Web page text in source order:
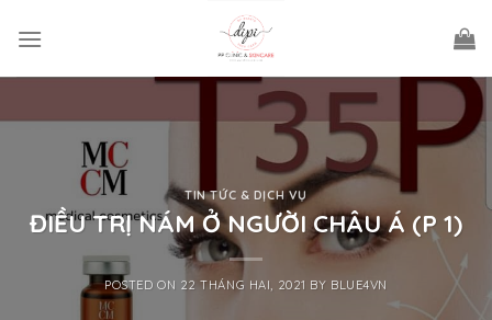
TIN TỨC & DỊCH VỤ
ĐIỀU TRỊ NÁM Ở NGƯỜI CHÂU Á (P 1)
POSTED ON 22 THÁNG HAI, 2021 BY BLUE4VN